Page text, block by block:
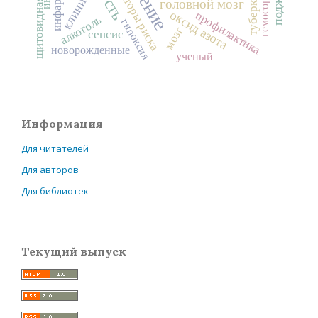
головной мозг
оксид азота
профилактика
алкогольсепсисфакторы риска мозг
новорожденныегипоксия ученый
Информация
Для читателей
Для авторов
Для библиотек
Текущий выпуск